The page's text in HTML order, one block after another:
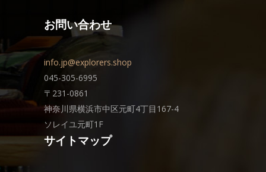
お問い合わせ
info.jp@explorers.shop
045-305-6995
〒231-0861
神奈川県横浜市中区元町4丁目167-4
ソレイユ元町1F
サイトマップ